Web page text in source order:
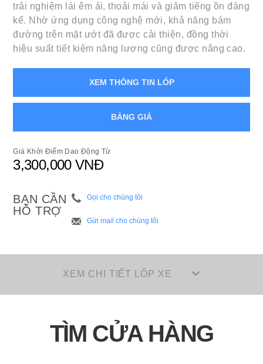
trải nghiệm lái êm ái, thoải mái và giảm tiếng ồn đáng
kể. Nhờ ứng dụng công nghệ mới, khả năng bám
đường trên mặt ướt đã được cải thiện, đồng thời
hiệu suất tiết kiệm năng lượng cũng được nâng cao.
XEM THÔNG TIN LỐP
BẢNG GIÁ
Giá Khởi Điểm Dao Động Từ
3,300,000 VNĐ
BẠN CẦN
HỖ TRỢ
Gọi cho chúng tôi
Gửi mail cho chúng tôi
XEM CHI TIẾT LỐP XE
TÌM CỬA HÀNG